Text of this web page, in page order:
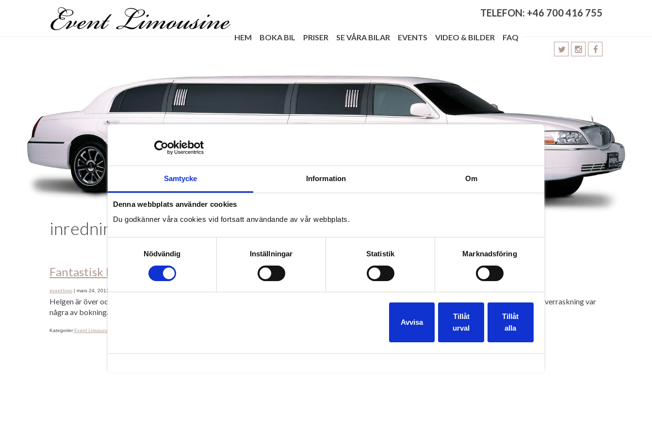
Samtycke Information Om
Denna webbplats använder cookies
Du godkänner våra cookies vid fortsatt användande av vår webbplats.
Nödvändig
Inställningar Statistik Marknadsföring
Avvisa
Tillåt
urval
Tillåt
alla
TELEFON: +46 700 416 755
HEM BOKA BIL PRISER SE VÅRA BILAR EVENTS VIDEO & BILDER FAQ
inredning
Fantastisk helg…
eventlimo | mars 24, 2013
Helgen är över och vi på Event Limousine får pusta ut… Rosa Limousinen var vår mest bokade bil även denna helg. Möhippa, nattklubb, barnkalas och överraskning var
några av bokningarna… Vill hälsa vår nya chaufför Frederik välkommen. Du gjorde ett kanon jobb i helgen!
Kategorier:Event Limousine